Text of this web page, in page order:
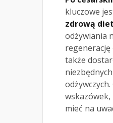
kluczowe
zdrową
odżywiania
także
mieć na